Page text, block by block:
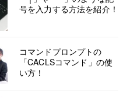
号を入力する方法を紹介！
コマンドプロンプトの
「CACLSコマンド」の使
い方！